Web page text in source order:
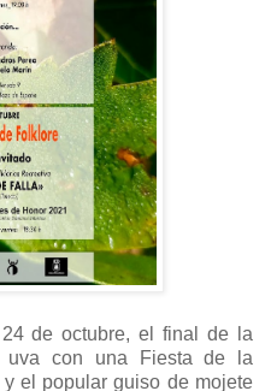
de octubre, el final de la
uva con una Fiesta de la
el popular guiso de mojete